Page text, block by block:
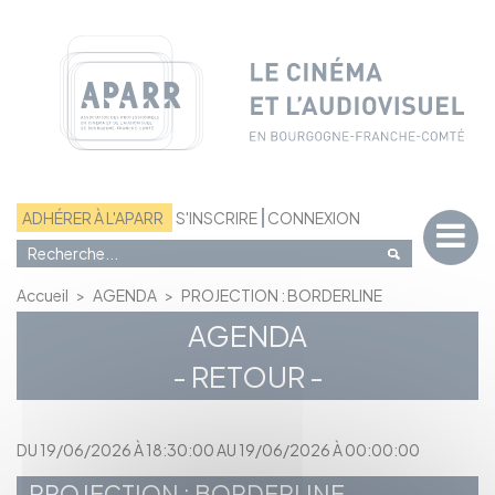
ADHÉRER À L'APARR S'INSCRIRE CONNEXION
Accueil > AGENDA > PROJECTION : BORDERLINE
AGENDA
- RETOUR -
DU 19/06/2026 À 18:30:00 AU 19/06/2026 À 00:00:00